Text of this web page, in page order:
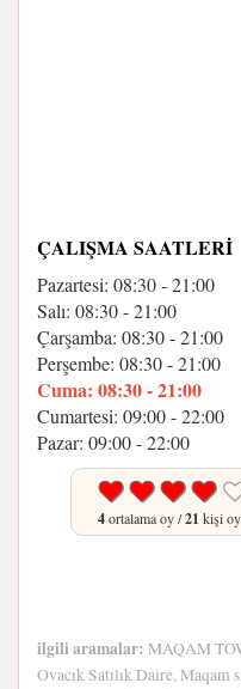
ÇALIŞMA SAATLERI
Pazartesi: 08:30 - 21:00
Salı: 08:30 - 21:00
Çarşamba: 08:30 - 21:00
Perşembe: 08:30 - 21:00
Cuma: 08:30 - 21:00
Cumartesi: 09:00 - 22:00
Pazar: 09:00 - 22:00
4ortalama oy /21 kişi
ilgili aramalar: MAQAM
Ovacık Satılık Daire,